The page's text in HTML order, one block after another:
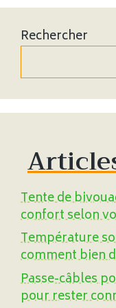
Rechercher
Tente de
confort selon
Température
comment bien
Passe-câbles
pour rester